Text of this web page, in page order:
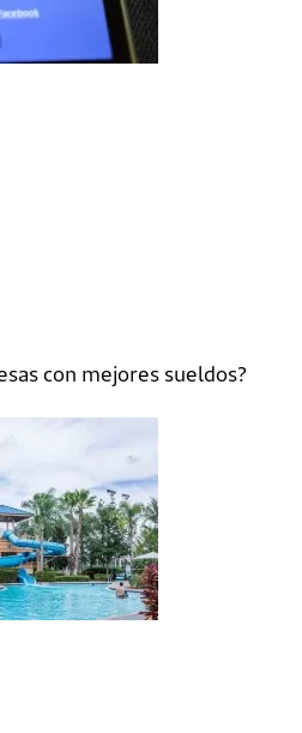
con mejores sueldos?